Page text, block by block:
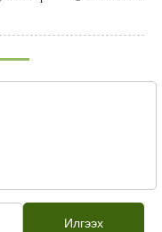
Илгээх